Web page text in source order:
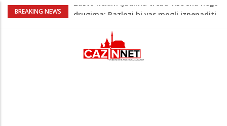
BREAKING NEWS
Barbarez o igračima iz dijaspore: Da su
"birali", a ne pripadali
Cazin: Bećirović i Ogrešević otvorili Muzej
„Kuća Nurije Pozderca“